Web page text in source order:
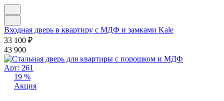
Входная дверь в квартиру с МДФ и замками Kale
33 100 ₽
43 900
Арт: 261
19 %
Акция